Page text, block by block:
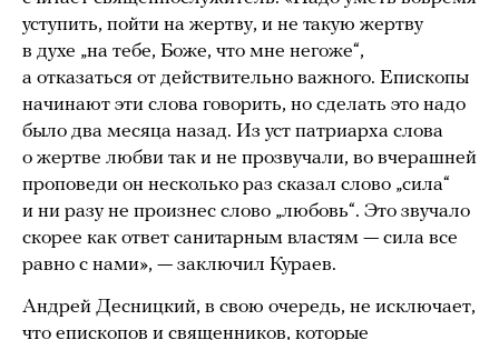
уступить, пойти на жертву, и не такую жертву
в духе „на тебе, Боже, что мне негоже“,
а отказаться от действительно важного. Епископы
начинают эти слова говорить, но сделать это надо
было два месяца назад. Из уст патриарха слова
о жертве любви так и не прозвучали, во вчерашней
проповеди он несколько раз сказал слово „сила“
и ни разу не произнес слово „любовь“. Это звучало
скорее как ответ санитарным властям — сила все
равно с нами», — заключил Кураев.
Андрей Десницкий, в свою очередь, не исключает,
что епископов и священников, которые